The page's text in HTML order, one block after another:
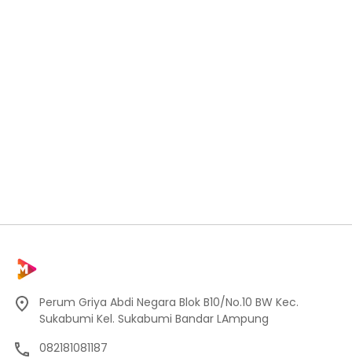
Perum Griya Abdi Negara Blok B10/No.10 BW Kec.
Sukabumi Kel. Sukabumi Bandar LAmpung
082181081187